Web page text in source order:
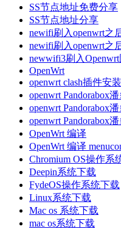
SS节点地址免费分享
SS节点地址分享
newifi刷入openwrt之
newifi刷入openwrt之
newwifi3刷入
OpenWrt
openwrt clash插件安
openwrt Pandorabox
openwrt Pandorabox
openwrt Pandorabox
OpenWrt 编译
OpenWrt 编译
Chromium OS操作系
Deepin系统下载
FydeOS操作系统下载
Linux系统下载
Mac os 系统下载
mac os系统下载